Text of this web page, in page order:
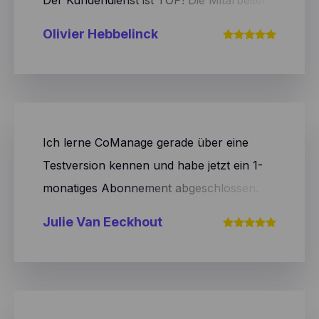
Olivier Hebbelinck
Ich lerne CoManage gerade über eine
Testversion kennen und habe jetzt ein 1-
monatiges Abonnement abgeschlossen.
Julie Van Eeckhout